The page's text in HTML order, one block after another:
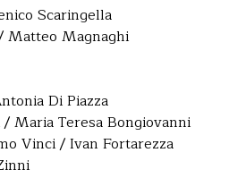
Scaringella
Matteo Magnaghi
Di Piazza
Maria Teresa Bongiovanni
Vinci / Ivan Fortarezza